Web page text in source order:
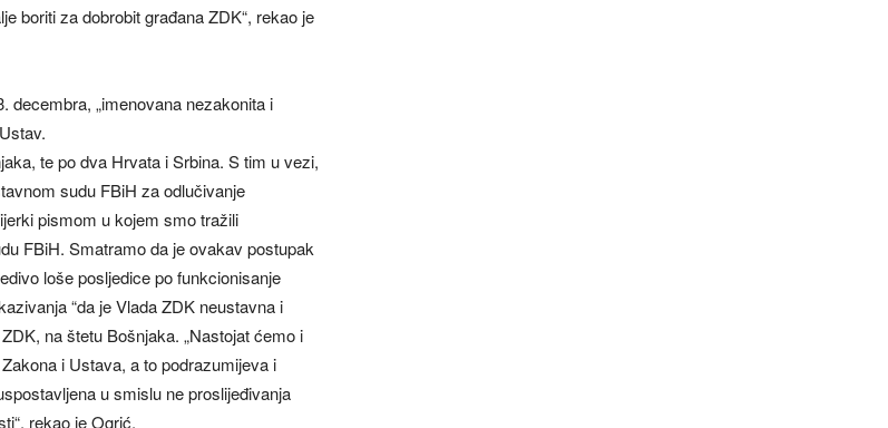
boriti za dobrobit građana ZDK“, rekao je
decembra, „imenovana nezakonita i
te po dva Hrvata i Srbina. S tim u vezi,
sudu FBiH za odlučivanje
pismom u kojem smo tražili
FBiH. Smatramo da je ovakav postupak
loše posljedice po funkcionisanje
“da je Vlada ZDK neustavna i
na štetu Bošnjaka. „Nastojat ćemo i
i Ustava, a to podrazumijeva i
u smislu ne proslijeđivanja
rekao je Ogrić.